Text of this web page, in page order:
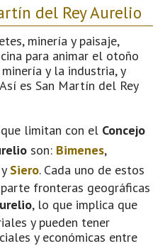
del Rey Aurelio
minería y paisaje,
para animar el otoño
y la industria, y
es San Martín del Rey
limitan con el Concejo
son: Bimenes,
y Siero. Cada uno de estos
fronteras geográficas
, lo que implica que
y pueden tener
y económicas entre